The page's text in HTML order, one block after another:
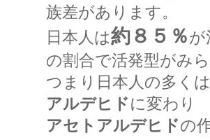
族差があります。
日本人は約８５％が
の割合で活発型がみ
つまり日本人の多く
アルデヒドに変わり
アセトアルデヒドの